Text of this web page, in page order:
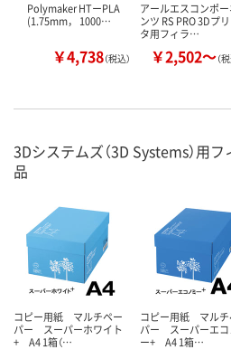
Polymaker HTーPLA
(1.75mm， 1000…
￥4,738（税込）
アールエスコンポー
ンツ RS PRO 3Dプ
タ用フィラ…
￥2,502～（
3Dシステムズ（3D Systems）用
品
コピー用紙 マルチペー
パー スーパーホワイト
+ A4 1箱（…
コピー用紙 マルチ
パー スーパーエコ
ー+ A4 1箱…